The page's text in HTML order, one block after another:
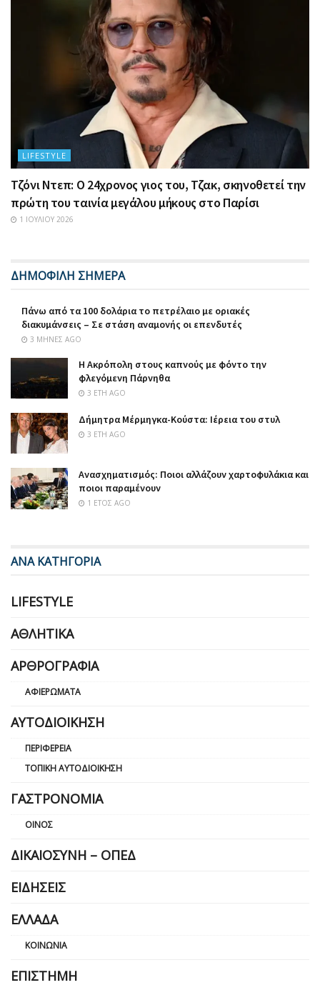
LIFESTYLE
Τζόνι Ντεπ: Ο 24χρονος γιος του, Τζακ, σκηνοθετεί την
πρώτη του ταινία μεγάλου μήκους στο Παρίσι
1 ΙΟΥΛΊΟΥ 2026
ΔΗΜΟΦΙΛΗ ΣΗΜΕΡΑ
Πάνω από τα 100 δολάρια το πετρέλαιο με οριακές
διακυμάνσεις – Σε στάση αναμονής οι επενδυτές
3 ΜΉΝΕΣ AGO
Η Ακρόπολη στους καπνούς με φόντο την
φλεγόμενη Πάρνηθα
3 ΈΤΗ AGO
Δήμητρα Μέρμηγκα-Κούστα: Ιέρεια του στυλ
3 ΈΤΗ AGO
Ανασχηματισμός: Ποιοι αλλάζουν χαρτοφυλάκια και
ποιοι παραμένουν
1 ΈΤΟΣ AGO
ΑΝΑ ΚΑΤΗΓΟΡΙΑ
LIFESTYLE
ΑΘΛΗΤΙΚΆ
ΑΡΘΡΟΓΡΑΦΊΑ
ΑΦΙΕΡΏΜΑΤΑ
ΑΥΤΟΔΙΟΊΚΗΣΗ
ΠΕΡΙΦΈΡΕΙΑ
ΤΟΠΙΚΉ ΑΥΤΟΔΙΟΊΚΗΣΗ
ΓΑΣΤΡΟΝΟΜΊΑ
ΟΊΝΟΣ
ΔΙΚΑΙΟΣΎΝΗ – ΟΠΕΔ
ΕΙΔΉΣΕΙΣ
ΕΛΛΆΔΑ
ΚΟΙΝΩΝΊΑ
ΕΠΙΣΤΉΜΗ